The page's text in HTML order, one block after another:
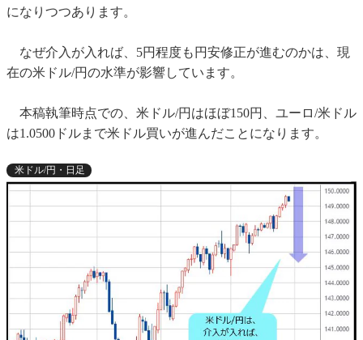
になりつつあります。
なぜ介入が入れば、5円程度も円安修正が進むのかは、現
在の米ドル/円の水準が影響しています。
本稿執筆時点での、米ドル/円はほぼ150円、ユーロ/米ドル
は1.0500ドルまで米ドル買いが進んだことになります。
米ドル/円・日足